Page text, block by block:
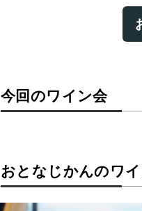
今回のワイン会
おとなじかんのワ